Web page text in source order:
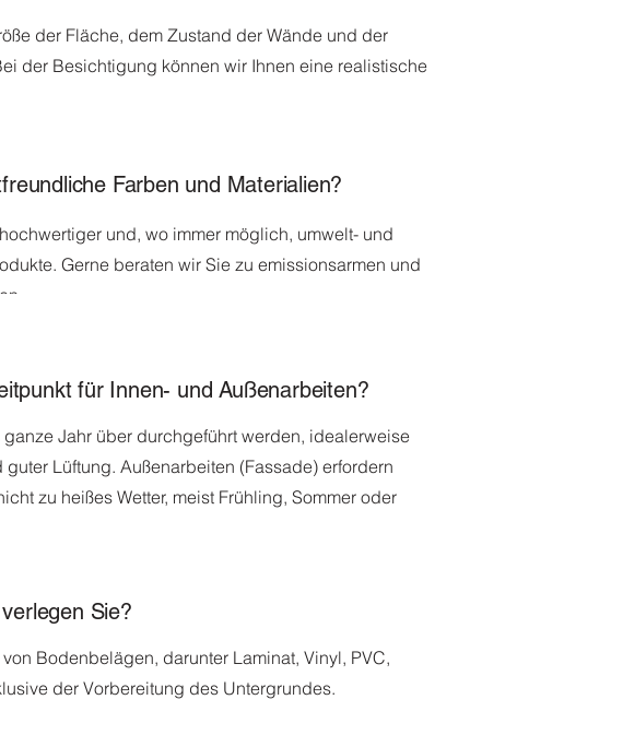
der Fläche, dem Zustand der Wände und der
der Besichtigung können wir Ihnen eine realistische
Farben und Materialien?
und, wo immer möglich, umwelt- und
Gerne beraten wir Sie zu emissionsarmen und
für Innen- und Außenarbeiten?
Jahr über durchgeführt werden, idealerweise
Lüftung. Außenarbeiten (Fassade) erfordern
zu heißes Wetter, meist Frühling, Sommer oder
Sie?
Bodenbelägen, darunter Laminat, Vinyl, PVC,
der Vorbereitung des Untergrundes.